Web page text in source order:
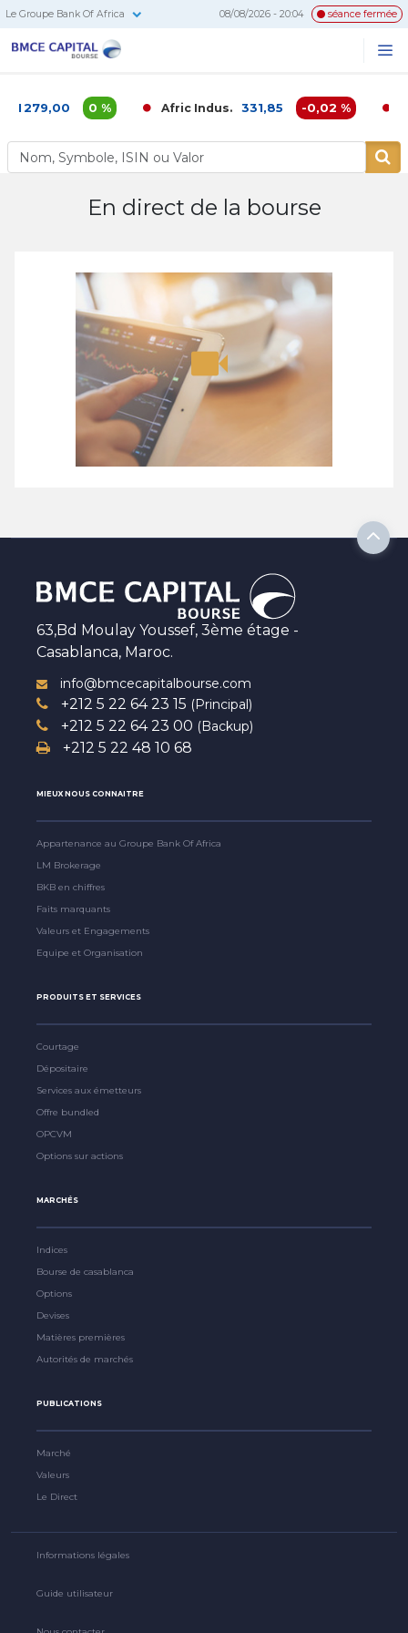
Le Groupe Bank Of Africa 08/08/2026 - 20:04 séance fermée
1 279,00 0 % Afric Indus. 331,85 -0,02 %
En direct de la bourse
63,Bd Moulay Youssef, 3ème étage -
Casablanca, Maroc.
info@bmcecapitalbourse.com
+212 5 22 64 23 15 (Principal)
+212 5 22 64 23 00 (Backup)
+212 5 22 48 10 68
MIEUX NOUS CONNAITRE
Appartenance au Groupe Bank Of Africa
LM Brokerage
BKB en chiffres
Faits marquants
Valeurs et Engagements
Equipe et Organisation
PRODUITS ET SERVICES
Courtage
Dépositaire
Services aux émetteurs
Offre bundled
OPCVM
Options sur actions
MARCHÉS
Indices
Bourse de casablanca
Options
Devises
Matières premières
Autorités de marchés
PUBLICATIONS
Marché
Valeurs
Le Direct
Informations légales
Guide utilisateur